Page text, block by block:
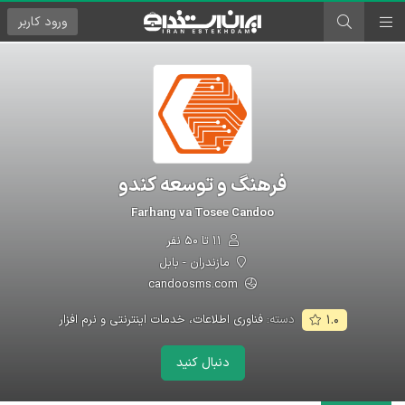
ورود کاربر
فرهنگ و توسعه کندو
Farhang va Tosee Candoo
مازندران - بابل
۱.۰ دسته:فناوری اطلاعات، خدمات اینترنتی و نرم افزار
دنبال کنید